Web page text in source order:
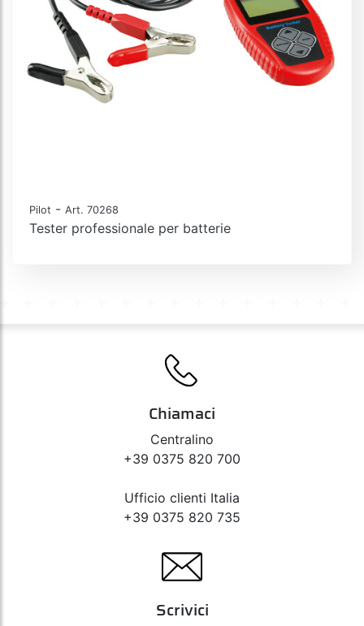
Pilot - Art. 70268
Tester professionale per batterie
Chiamaci
Centralino
+39 0375 820 700
Ufficio clienti Italia
+39 0375 820 735
Scrivici